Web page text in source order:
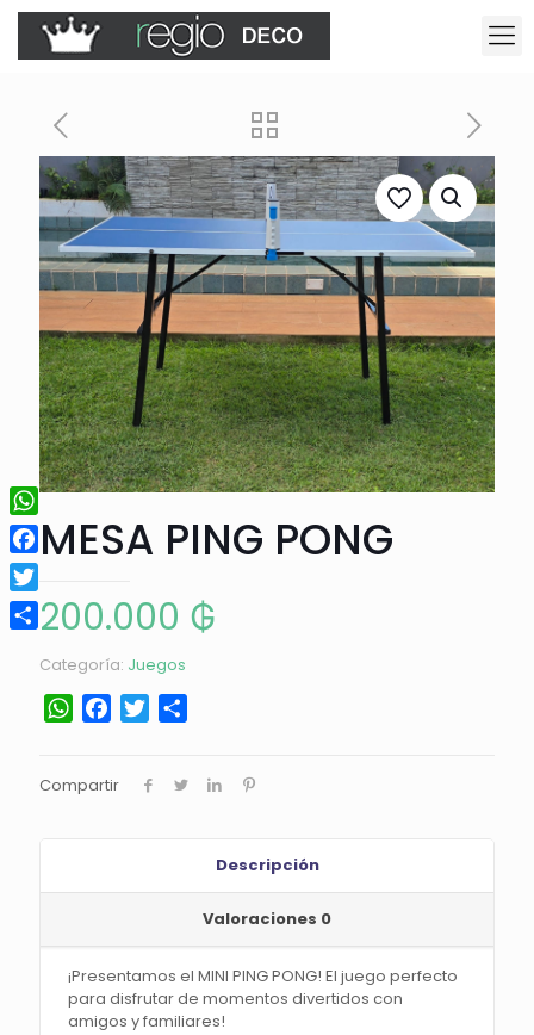
MESA PING PONG
200.000 ₲
Categoría: Juegos
WhatsApp
Facebook
Twitter
Compartir
Descripción
Valoraciones 0
¡Presentamos el MINI PING PONG! El juego perfecto
para disfrutar de momentos divertidos con
amigos y familiares!
WhatsApp
Facebook
Twitter